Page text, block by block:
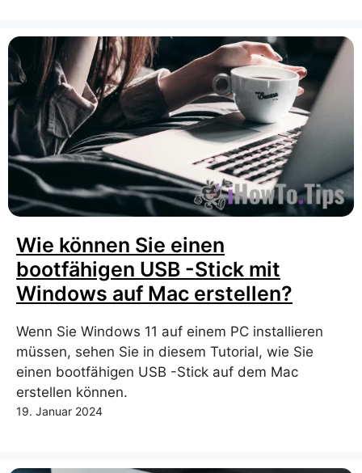
Wie können Sie einen
bootfähigen USB -Stick mit
Windows auf Mac erstellen?
Wenn Sie Windows 11 auf einem PC installieren
müssen, sehen Sie in diesem Tutorial, wie Sie
einen bootfähigen USB -Stick auf dem Mac
erstellen können.
19. Januar 2024